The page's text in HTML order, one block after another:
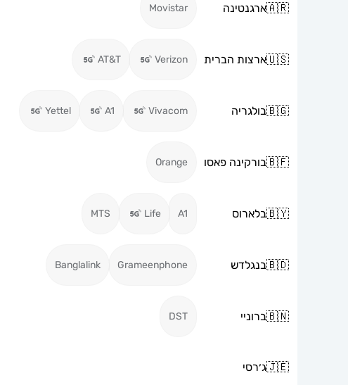
🇦🇷ארגנטינה Movistar
🇺🇸ארצות הברית Verizon
AT&T
🇧🇬בולגריה Vivacom
A1
Yettel
🇧🇫בורקינה פאסו Orange
🇧🇾בלארוס A1
Life
MTS
🇧🇩בנגלדש Grameenphone
Banglalink
🇧🇳ברוניי DST
🇯🇪ג׳רסי